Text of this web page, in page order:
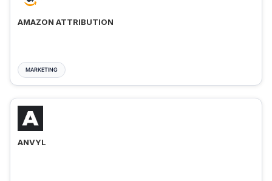
AMAZON ATTRIBUTION
MARKETING
ANVYL